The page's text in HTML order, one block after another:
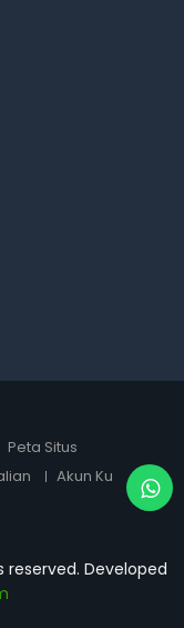
Peta Situs
Akun Ku
reserved. Developed